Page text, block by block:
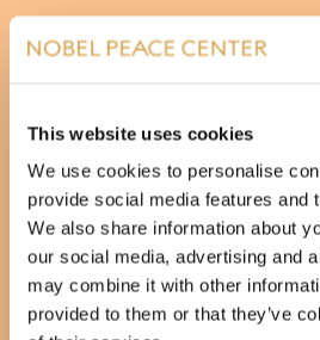
This website uses cookies
We use cookies to personalise
provide social media features and
We also share information about
our social media, advertising and
may combine it with other
provided to them or that they’ve
Start med å sevideoenav Hans